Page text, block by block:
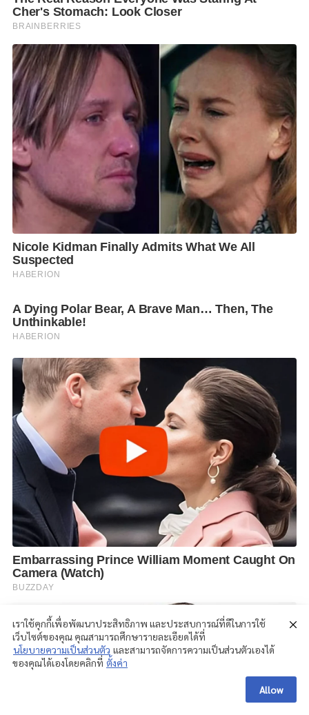
เราใช้คุกกี้เพื่อพัฒนาประสิทธิภาพ และประสบการณ์ที่ดีในการใช้
เว็บไซต์ของคุณ คุณสามารถศึกษารายละเอียดได้ที่
นโยบายความเป็นส่วนตัว และสามารถจัดการความเป็นส่วนตัวเองได้
ของคุณได้เองโดยคลิกที่ ตั้งค่า
Allow